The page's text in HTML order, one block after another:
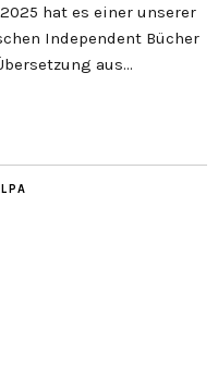
hat es einer unserer
Independent Bücher
aus…